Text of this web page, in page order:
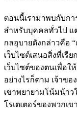
ตอนนี้เรามาพบกับกา
สำหรับบุคคลทั่วไป
กลอุบายดังกล่าวคือ “
เว็บไซต์เสนอสิ่งที่เรี
เว็บไซต์ของตนเพื่อใ
อย่างไรก็ตาม เจ้าขอ
เขาพยายามโน้มน้า
โรเตเตอร์ของพวกเขา